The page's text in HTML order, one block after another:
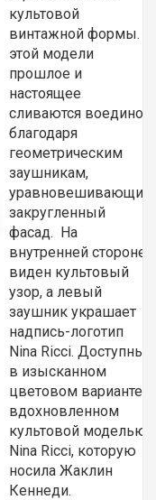
культовой
винтажной формы. В
этой модели
прошлое и
настоящее
сливаются воедино
благодаря
геометрическим
заушникам,
уравновешивающим
закругленный
фасад. На
внутренней стороне
виден культовый
узор, а левый
заушник украшает
надпись-логотип
Nina Ricci. Доступны
в изысканном
цветовом варианте,
вдохновленном
культовой моделью
Nina Ricci, которую
носила Жаклин
Кеннеди.